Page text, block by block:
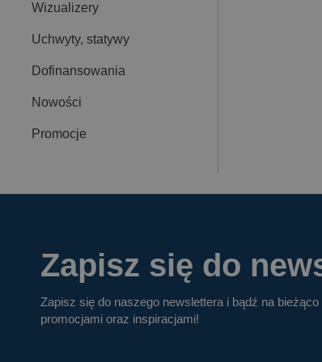
Wizualizery
Uchwyty, statywy
Dofinansowania
Nowości
Promocje
Zapisz się do
Zapisz się do naszego newslettera i bądź na
promocjami oraz inspiracjami!